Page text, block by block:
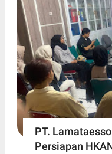
PT.
Persiapan